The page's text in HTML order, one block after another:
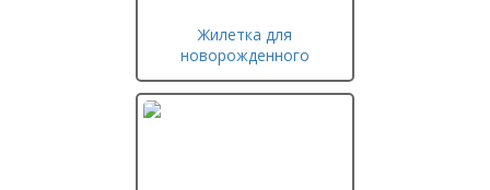
Жилетка для
новорожденного